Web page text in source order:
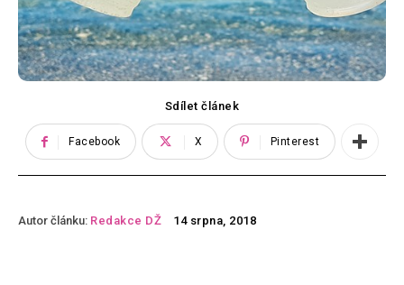
Sdílet článek
Facebook X Pinterest
Autor článku: Redakce DŽ 14 srpna, 2018